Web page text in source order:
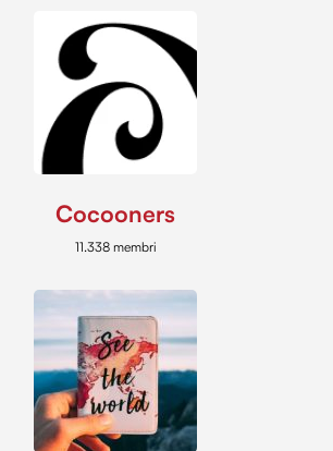
Cocooners
11.338 membri